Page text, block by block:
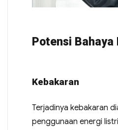
Potensi
Kebakaran
Terjadinya kebakaran
penggunaan energi